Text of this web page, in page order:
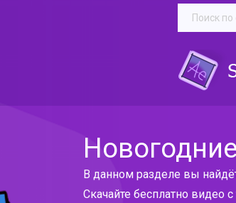
Новогодние
В данном разделе вы
Скачайте бесплатно видео